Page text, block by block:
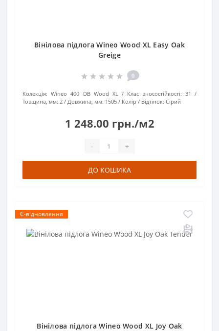
Вінілова підлога Wineo Wood XL Easy Oak
Greige
0
Колекція: Wineo 400 DB Wood XL Клас зносостійкості: 31
Товщина, мм: 2 Довжина, мм: 1505 Колір / Відтінок: Сірий
1 248.00 грн./м2
- +
ДО КОШИКА
Є-відновлення
Вінілова підлога Wineo Wood XL Joy Oak